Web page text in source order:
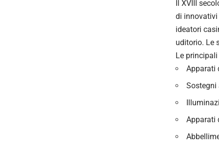
Il XVIII
di innovativi
ideatori
uditorio. Le
Le
Apparati
Sostegni
Apparati